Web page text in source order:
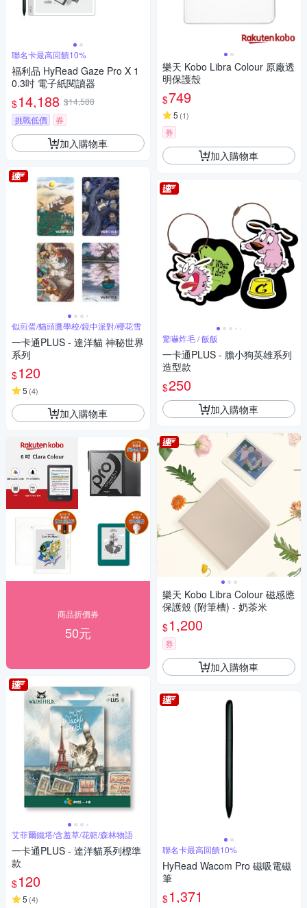
聯名卡最高回饋10%
福利品 HyRead Gaze Pro X 1
0.3吋 電子紙閱讀器
$14,188 $14,588
挑戰低價
券
加入購物車
似煎蛋/貓頭鷹學校/鏡中派對/櫻花雪
一卡通PLUS - 達洋貓 神秘世界
系列
$120
5 (4)
加入購物車
商品折價券
50元
艾菲爾鐵塔/含羞草/花籃/森林物語
一卡通PLUS - 達洋貓系列標準
款
$120
5 (4)
樂天 Kobo Libra Colour 原廠透
明保護殼
$749
5 (1)
券
加入購物車
驚嚇炸毛 / 飯飯
一卡通PLUS - 膽小狗英雄系列
造型款
$250
加入購物車
樂天 Kobo Libra Colour 磁感應
保護殼 (附筆槽) - 奶茶米
$1,200
券
加入購物車
聯名卡最高回饋10%
HyRead Wacom Pro 磁吸電磁
筆
$1,371